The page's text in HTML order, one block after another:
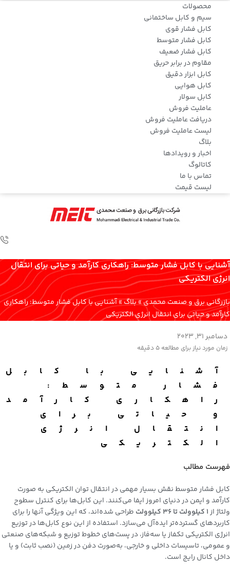
محصولات
سیم و کابل ساختمانی
کابل فشار قوی
کابل فشار متوسط
کابل فشار ضعیف
مقاوم در برابر حریق
کابل ابزار دقیق
کابل هوایی
کابل سولار
عاملیت فروش
دریافت عاملیت فروش
لیست عاملیت فروش
بلاگ
اخبار و رویدادها
کاتالوگ
تماس با ما
لیست قیمت
آشنایی با کابل فشار متوسط: راهکاری کارآمد و حیاتی برای انتقال
انرژی الکتریکی
بازرگانی برق و صنعت محمدی»بلاگ»آشنایی با کابل فشار متوسط: راهکاری
کارآمد و حیاتی برای انتقال انرژی الکتریکی
دسامبر 31, 2023
زمان مورد نیاز برای مطالعه 5 دقیقه
آشنایی با کابل
فشار متوسط:
راهکاری کارآمد
و حیاتی برای
انتقال انرژی
الکتریکی
فهرست مطالب
کابل‌ فشار متوسط نقش بسیار مهمی در انتقال توان الکتریکی به صورت
کارآمد و ایمن در دنیای امروز ایفا می‌کنند. این کابل‌ها برای کنترل سطوح
ولتاژ از۱ کیلوولت تا ۳۶ کیلوولت
طراحی شده‌اند، که این ویژگی آنها را برای
کاربردهای گسترده‌تر ایده‌آل می‌سازد. استفاده از این نوع کابل‌ها در توزیع
انرژی الکتریکی تکفاز یا سه‌فاز، در پست‌های خطوط توزیع و شبکه‌های صنعتی
و عمومی، تاسیسات داخلی و خارجی، به‌صورت دفن در زمین (نصب ثابت) و یا
داخل کانال رایج است.